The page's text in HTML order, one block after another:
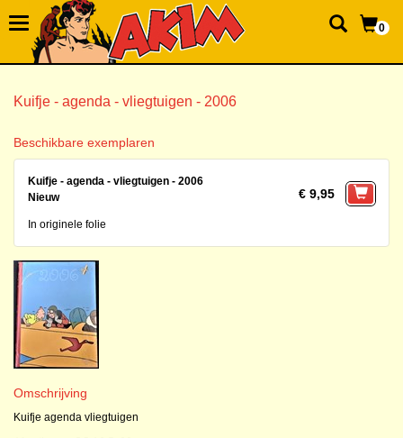
0
Kuifje - agenda - vliegtuigen - 2006
Beschikbare exemplaren
Kuifje - agenda - vliegtuigen - 2006
Nieuw
In originele folie
€ 9,95
Omschrijving
Kuifje agenda vliegtuigen